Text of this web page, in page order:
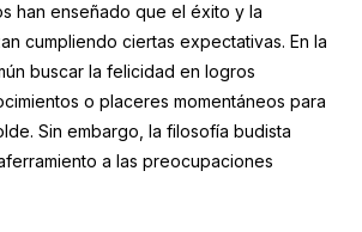
han enseñado que el éxito y la
cumpliendo ciertas expectativas. En la
buscar la felicidad en logros
o placeres momentáneos para
Sin embargo, la filosofía budista
a las preocupaciones